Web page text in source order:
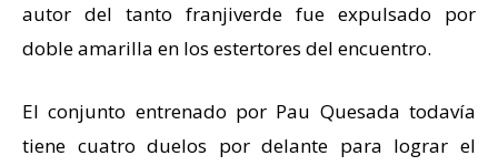
autor del tanto franjiverde fue expulsado por
doble amarilla en los estertores del encuentro.
El conjunto entrenado por Pau Quesada todavía
tiene cuatro duelos por delante para lograr el